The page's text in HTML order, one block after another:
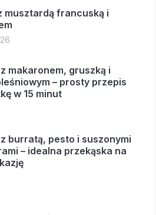
musztardą francuską i
z makaronem, gruszką i
– prosty przepis
w 15 minut
z burratą, pesto i suszonymi
– idealna przekąska na